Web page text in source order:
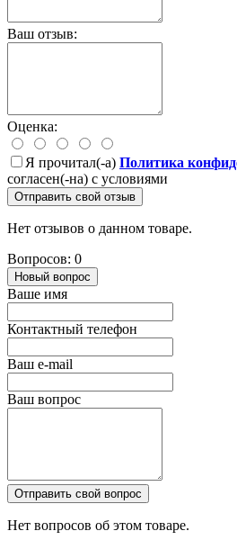
Ваш отзыв:
Оценка:
Я прочитал(-а) Политика
согласен(-на) с условиями
Отправить свой отзыв
Нет отзывов о данном товаре.
Вопросов: 0
Новый вопрос
Ваше имя
Контактный телефон
Ваш e-mail
Ваш вопрос
Отправить свой вопрос
Нет вопросов об этом товаре.